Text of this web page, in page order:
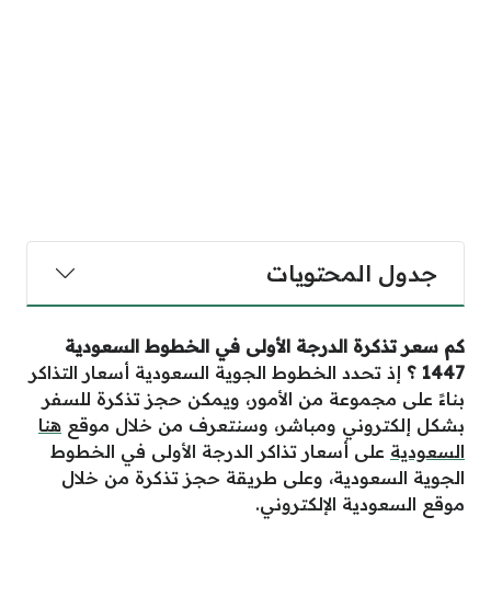
جدول المحتويات
كم سعر تذكرة الدرجة الأولى في الخطوط السعودية
1447 ؟ إذ تحدد الخطوط الجوية السعودية أسعار التذاكر
بناءً على مجموعة من الأمور، ويمكن حجز تذكرة للسفر
بشكل إلكتروني ومباشر، وسنتعرف من خلال موقع هنا
السعودية على أسعار تذاكر الدرجة الأولى في الخطوط
الجوية السعودية، وعلى طريقة حجز تذكرة من خلال
موقع السعودية الإلكتروني.